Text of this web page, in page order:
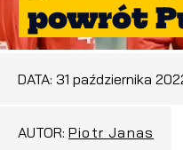
powrót
DATA: 31 października
AUTOR: Piotr Janas